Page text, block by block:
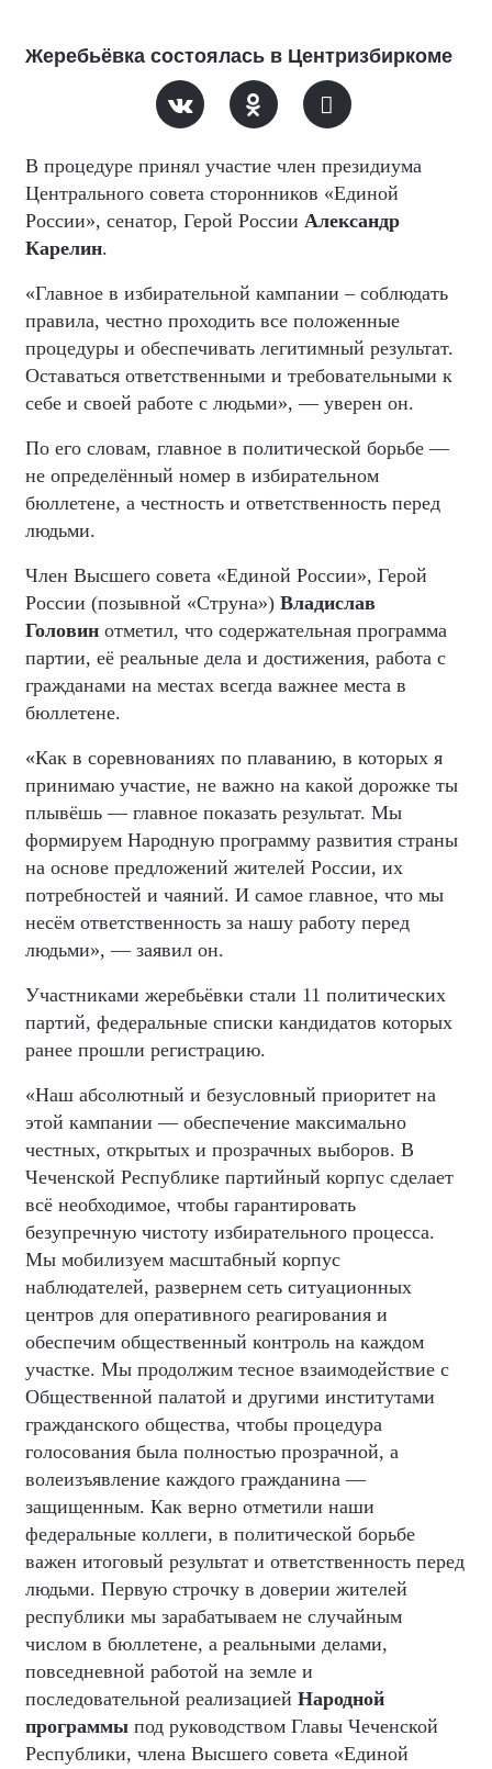
Жеребьёвка состоялась в Центризбиркоме
В процедуре принял участие член президиума
Центрального совета сторонников «Единой
России», сенатор, Герой России Александр
Карелин.
«Главное в избирательной кампании – соблюдать
правила, честно проходить все положенные
процедуры и обеспечивать легитимный результат.
Оставаться ответственными и требовательными к
себе и своей работе с людьми», — уверен он.
По его словам, главное в политической борьбе —
не определённый номер в избирательном
бюллетене, а честность и ответственность перед
людьми.
Член Высшего совета «Единой России», Герой
России (позывной «Струна») Владислав
Головин отметил, что содержательная программа
партии, её реальные дела и достижения, работа с
гражданами на местах всегда важнее места в
бюллетене.
«Как в соревнованиях по плаванию, в которых я
принимаю участие, не важно на какой дорожке ты
плывёшь — главное показать результат. Мы
формируем Народную программу развития страны
на основе предложений жителей России, их
потребностей и чаяний. И самое главное, что мы
несём ответственность за нашу работу перед
людьми», — заявил он.
Участниками жеребьёвки стали 11 политических
партий, федеральные списки кандидатов которых
ранее прошли регистрацию.
«Наш абсолютный и безусловный приоритет на
этой кампании — обеспечение максимально
честных, открытых и прозрачных выборов. В
Чеченской Республике партийный корпус сделает
всё необходимое, чтобы гарантировать
безупречную чистоту избирательного процесса.
Мы мобилизуем масштабный корпус
наблюдателей, развернем сеть ситуационных
центров для оперативного реагирования и
обеспечим общественный контроль на каждом
участке. Мы продолжим тесное взаимодействие с
Общественной палатой и другими институтами
гражданского общества, чтобы процедура
голосования была полностью прозрачной, а
волеизъявление каждого гражданина —
защищенным. Как верно отметили наши
федеральные коллеги, в политической борьбе
важен итоговый результат и ответственность перед
людьми. Первую строчку в доверии жителей
республики мы зарабатываем не случайным
числом в бюллетене, а реальными делами,
повседневной работой на земле и
последовательной реализацией Народной
программы под руководством Главы Чеченской
Республики, члена Высшего совета «Единой